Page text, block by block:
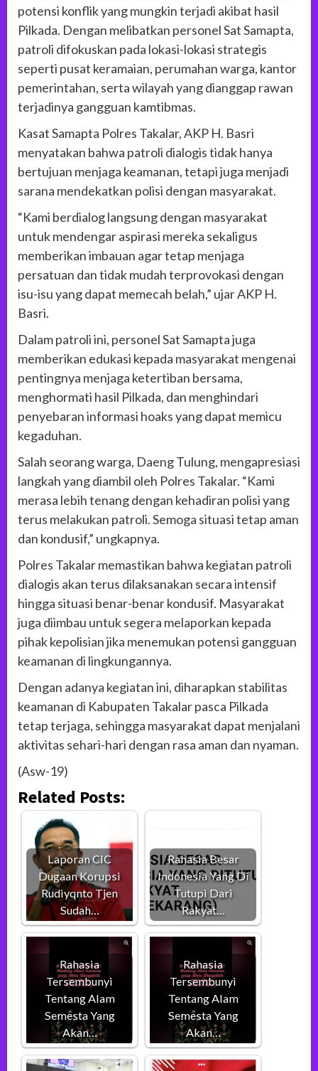
potensi konflik yang mungkin terjadi akibat hasil
Pilkada. Dengan melibatkan personel Sat Samapta,
patroli difokuskan pada lokasi-lokasi strategis
seperti pusat keramaian, perumahan warga, kantor
pemerintahan, serta wilayah yang dianggap rawan
terjadinya gangguan kamtibmas.
Kasat Samapta Polres Takalar, AKP H. Basri
menyatakan bahwa patroli dialogis tidak hanya
bertujuan menjaga keamanan, tetapi juga menjadi
sarana mendekatkan polisi dengan masyarakat.
“Kami berdialog langsung dengan masyarakat
untuk mendengar aspirasi mereka sekaligus
memberikan imbauan agar tetap menjaga
persatuan dan tidak mudah terprovokasi dengan
isu-isu yang dapat memecah belah,” ujar AKP H.
Basri.
Dalam patroli ini, personel Sat Samapta juga
memberikan edukasi kepada masyarakat mengenai
pentingnya menjaga ketertiban bersama,
menghormati hasil Pilkada, dan menghindari
penyebaran informasi hoaks yang dapat memicu
kegaduhan.
Salah seorang warga, Daeng Tulung, mengapresiasi
langkah yang diambil oleh Polres Takalar. “Kami
merasa lebih tenang dengan kehadiran polisi yang
terus melakukan patroli. Semoga situasi tetap aman
dan kondusif,” ungkapnya.
Polres Takalar memastikan bahwa kegiatan patroli
dialogis akan terus dilaksanakan secara intensif
hingga situasi benar-benar kondusif. Masyarakat
juga diimbau untuk segera melaporkan kepada
pihak kepolisian jika menemukan potensi gangguan
keamanan di lingkungannya.
Dengan adanya kegiatan ini, diharapkan stabilitas
keamanan di Kabupaten Takalar pasca Pilkada
tetap terjaga, sehingga masyarakat dapat menjalani
aktivitas sehari-hari dengan rasa aman dan nyaman.
(Asw-19)
Related Posts:
Laporan CIC
Dugaan Korupsi
Rudiyqnto Tjen
Sudah…
Rahasia Besar
Indonesia Yang Di
Tutupi Dari
Rakyat…
Rahasia
Tersembunyi
Tentang Alam
Semesta Yang
Akan…
Rahasia
Tersembunyi
Tentang Alam
Semesta Yang
Akan…